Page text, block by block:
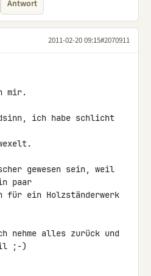
Antwort
2011-02-20 09:15#2070911
mir.
ich habe schlicht
gewesen sein, weil
paar
für ein Holzständerwerk
nehme alles zurück und
;-)